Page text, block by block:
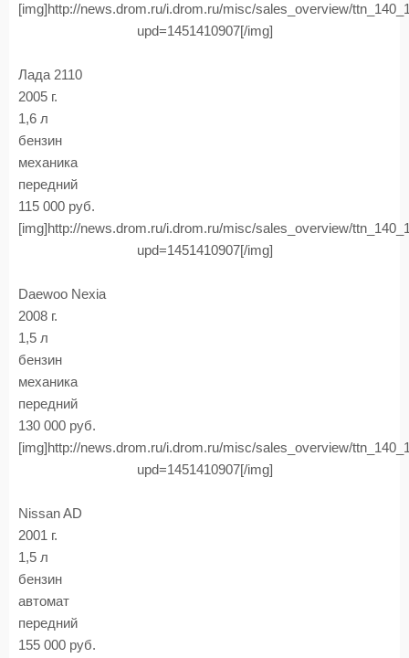
[img]http://news.drom.ru/i.drom.ru/misc/sales_overview/
upd=1451410907[/img]
Лада 2110
2005 г.
1,6 л
бензин
механика
передний
115 000 руб.
[img]http://news.drom.ru/i.drom.ru/misc/sales_overview/
upd=1451410907[/img]
Daewoo Nexia
2008 г.
1,5 л
бензин
механика
передний
130 000 руб.
[img]http://news.drom.ru/i.drom.ru/misc/sales_overview/
upd=1451410907[/img]
Nissan AD
2001 г.
1,5 л
бензин
автомат
передний
155 000 руб.